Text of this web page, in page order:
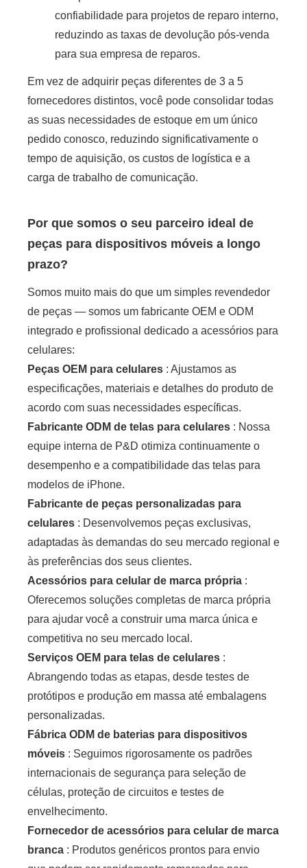
confiabilidade para projetos de reparo interno,
reduzindo as taxas de devolução pós-venda
para sua empresa de reparos.
Em vez de adquirir peças diferentes de 3 a 5
fornecedores distintos, você pode consolidar todas
as suas necessidades de estoque em um único
pedido conosco, reduzindo significativamente o
tempo de aquisição, os custos de logística e a
carga de trabalho de comunicação.
Por que somos o seu parceiro ideal de
peças para dispositivos móveis a longo
prazo?
Somos muito mais do que um simples revendedor
de peças — somos um fabricante OEM e ODM
integrado e profissional dedicado a acessórios para
celulares:
Peças OEM para celulares : Ajustamos as
especificações, materiais e detalhes do produto de
acordo com suas necessidades específicas.
Fabricante ODM de telas para celulares : Nossa
equipe interna de P&D otimiza continuamente o
desempenho e a compatibilidade das telas para
modelos de iPhone.
Fabricante de peças personalizadas para
celulares : Desenvolvemos peças exclusivas,
adaptadas às demandas do seu mercado regional e
às preferências dos seus clientes.
Acessórios para celular de marca própria :
Oferecemos soluções completas de marca própria
para ajudar você a construir uma marca única e
competitiva no seu mercado local.
Serviços OEM para telas de celulares :
Abrangendo todas as etapas, desde testes de
protótipos e produção em massa até embalagens
personalizadas.
Fábrica ODM de baterias para dispositivos
móveis : Seguimos rigorosamente os padrões
internacionais de segurança para seleção de
células, proteção de circuitos e testes de
envelhecimento.
Fornecedor de acessórios para celular de marca
branca : Produtos genéricos prontos para envio